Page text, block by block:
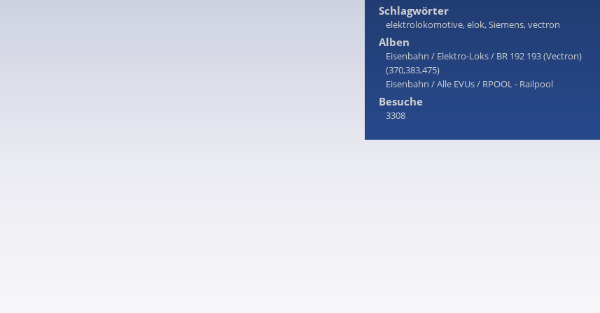
Schlagwörter
elektrolokomotive,elok,Siemens,vectron
Alben
Eisenbahn / Elektro-Loks/ BR 192 193 (Vectron)
(370,383,475)
Eisenbahn /Alle EVUs/ RPOOL - Railpool
Besuche
3308